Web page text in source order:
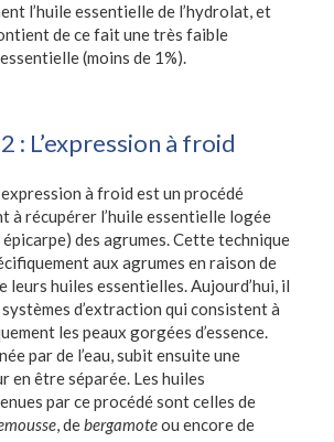
l’huile essentielle de l’hydrolat, et
de ce fait une très faible
(moins de 1%).
: L’expression à froid
à froid est un procédé
à récupérer l’huile essentielle logée
épicarpe) des agrumes. Cette technique
aux agrumes en raison de
leurs huiles essentielles. Aujourd’hui, il
d’extraction qui consistent à
les peaux gorgées d’essence.
par de l’eau, subit ensuite une
en être séparée. Les huiles
par ce procédé sont celles de
, debergamoteou encore de